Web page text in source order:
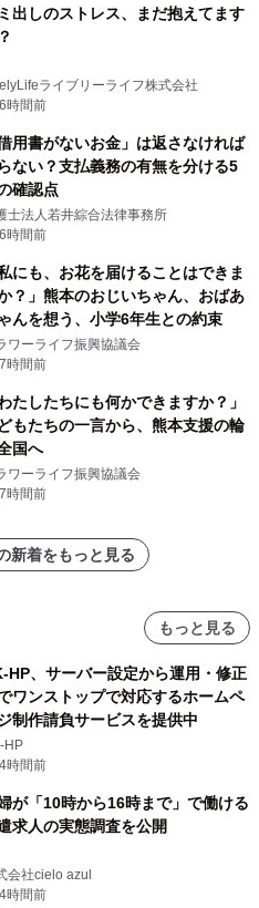
出しのストレス、まだ抱えてます
ライブリーライフ株式会社
時間前
借用書がないお金」は返さなければ
ない？支払義務の有無を分ける5
確認点
士法人若井綜合法律事務所
時間前
私にも、お花を届けることはできま
？」熊本のおじいちゃん、おばあ
んを想う、小学6年生との約束
ワーライフ振興協議会
時間前
わたしたちにも何かできますか？」
もたちの一言から、熊本支援の輪
国へ
ワーライフ振興協議会
時間前
新着をもっと見る
もっと見る
HP、サーバー設定から運用・修正
ワンストップで対応するホームペ
制作請負サービスを提供中
HP
時間前
が「10時から16時まで」で働ける
求人の実態調査を公開
会社cielo azul
時間前